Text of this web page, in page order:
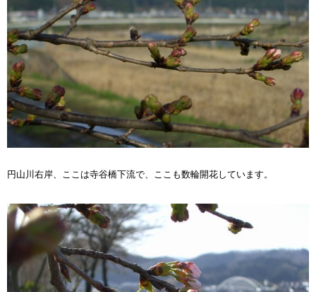
円山川右岸、ここは寺谷橋下流で、ここも数輪開花しています。